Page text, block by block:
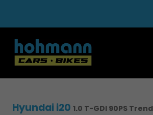
Hyundai i20 1.0 T-GDI 90PS